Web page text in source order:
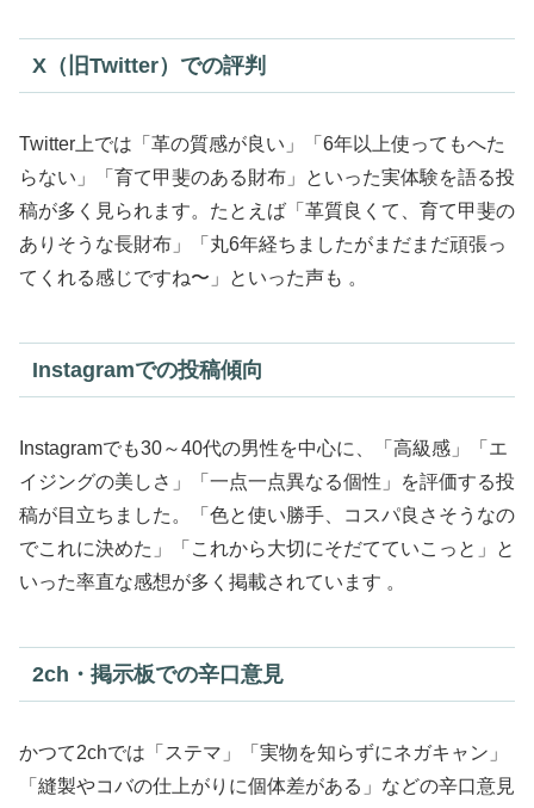
X（旧Twitter）での評判
Twitter上では「革の質感が良い」「6年以上使ってもへた
らない」「育て甲斐のある財布」といった実体験を語る投
稿が多く見られます。たとえば「革質良くて、育て甲斐の
ありそうな長財布」「丸6年経ちましたがまだまだ頑張っ
てくれる感じですね〜」といった声も 。
Instagramでの投稿傾向
Instagramでも30～40代の男性を中心に、「高級感」「エ
イジングの美しさ」「一点一点異なる個性」を評価する投
稿が目立ちました。「色と使い勝手、コスパ良さそうなの
でこれに決めた」「これから大切にそだてていこっと」と
いった率直な感想が多く掲載されています 。
2ch・掲示板での辛口意見
かつて2chでは「ステマ」「実物を知らずにネガキャン」
「縫製やコバの仕上がりに個体差がある」などの辛口意見